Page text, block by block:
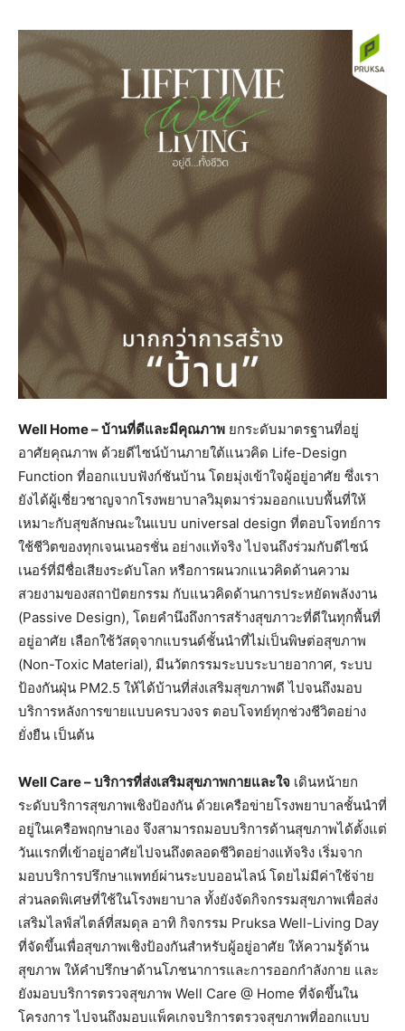
Well Home – บ้านที่ดีและมีคุณภาพ ยกระดับมาตรฐานที่อยู่
อาศัยคุณภาพ ด้วยดีไซน์บ้านภายใต้แนวคิด Life-Design
Function ที่ออกแบบฟังก์ชันบ้าน โดยมุ่งเข้าใจผู้อยู่อาศัย ซึ่งเรา
ยังได้ผู้เชี่ยวชาญจากโรงพยาบาลวิมุตมาร่วมออกแบบพื้นที่ให้
เหมาะกับสุขลักษณะในแบบ universal design ที่ตอบโจทย์การ
ใช้ชีวิตของทุกเจนเนอรชั่น อย่างแท้จริง ไปจนถึงร่วมกับดีไซน์
เนอร์ที่มีชื่อเสียงระดับโลก หรือการผนวกแนวคิดด้านความ
สวยงามของสถาปัตยกรรม กับแนวคิดด้านการประหยัดพลังงาน
(Passive Design), โดยคำนึงถึงการสร้างสุขภาวะที่ดีในทุกพื้นที่
อยู่อาศัย เลือกใช้วัสดุจากแบรนด์ชั้นนำที่ไม่เป็นพิษต่อสุขภาพ
(Non-Toxic Material), มีนวัตกรรมระบบระบายอากาศ, ระบบ
ป้องกันฝุ่น PM2.5 ให้ได้บ้านที่ส่งเสริมสุขภาพดี ไปจนถึงมอบ
บริการหลังการขายแบบครบวงจร ตอบโจทย์ทุกช่วงชีวิตอย่าง
ยั่งยืน เป็นต้น
Well Care – บริการที่ส่งเสริมสุขภาพกายและใจ เดินหน้ายก
ระดับบริการสุขภาพเชิงป้องกัน ด้วยเครือข่ายโรงพยาบาลชั้นนำที่
อยู่ในเครือพฤกษาเอง จึงสามารถมอบบริการด้านสุขภาพได้ตั้งแต่
วันแรกที่เข้าอยู่อาศัยไปจนถึงตลอดชีวิตอย่างแท้จริง เริ่มจาก
มอบบริการปรึกษาแพทย์ผ่านระบบออนไลน์ โดยไม่มีค่าใช้จ่าย
ส่วนลดพิเศษที่ใช้ในโรงพยาบาล ทั้งยังจัดกิจกรรมสุขภาพเพื่อส่ง
เสริมไลฟ์สไตล์ที่สมดุล อาทิ กิจกรรม Pruksa Well-Living Day
ที่จัดขึ้นเพื่อสุขภาพเชิงป้องกันสำหรับผู้อยู่อาศัย ให้ความรู้ด้าน
สุขภาพ ให้คำปรึกษาด้านโภชนาการและการออกกำลังกาย และ
ยังมอบบริการตรวจสุขภาพ Well Care @ Home ที่จัดขึ้นใน
โครงการ ไปจนถึงมอบแพ็คเกจบริการตรวจสุขภาพที่ออกแบบ